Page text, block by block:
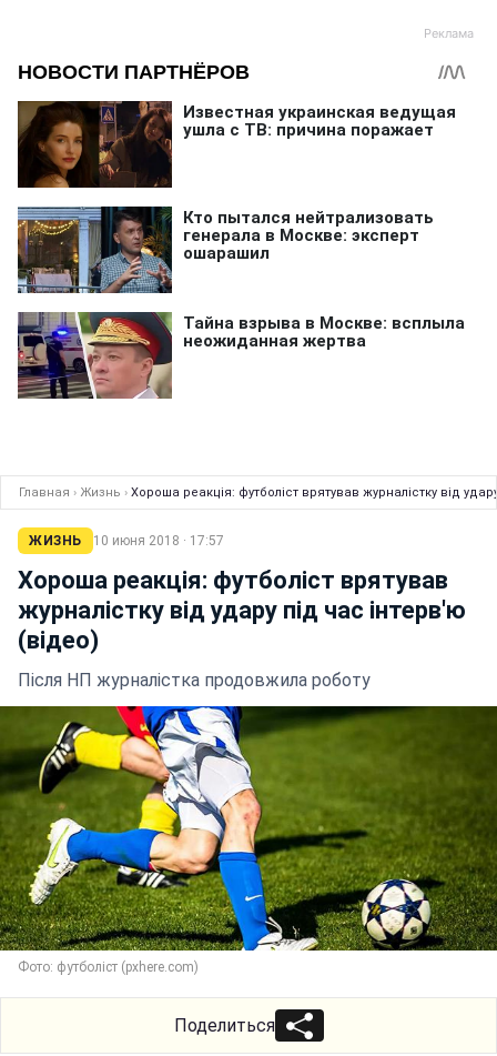
Главная › Жизнь › Хороша реакція: футболіст врятував журналістку від
ЖИЗНЬ 10 июня 2018 · 17:57
Хороша реакція: футболіст врятував
журналістку від удару під час інтерв'ю
(відео)
Після НП журналістка продовжила роботу
Фото: футболіст (pxhere.com)
Поделиться